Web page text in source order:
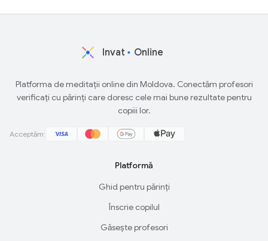
Invat Online
Platforma de meditații online din Moldova. Conectăm profesori
verificați cu părinți care doresc cele mai bune rezultate pentru
copiii lor.
Acceptăm:
Platformă
Ghid pentru părinți
Înscrie copilul
Găsește profesori